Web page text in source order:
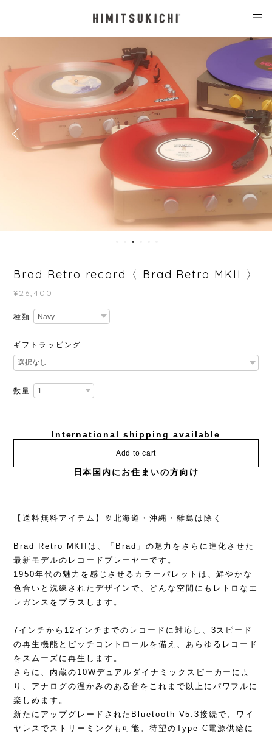
Brad Retro record〈 Brad Retro MKII 〉
¥26,400
種類
ギフトラッピング
数量
International shipping available
Add to cart
日本国内にお住まいの方向け
【送料無料アイテム】※北海道・沖縄・離島は除く
Brad Retro MKIIは、「Brad」の魅力をさらに進化させた
最新モデルのレコードプレーヤーです。
1950年代の魅力を感じさせるカラーパレットは、鮮やかな
色合いと洗練されたデザインで、どんな空間にもレトロなエ
レガンスをプラスします。
7インチから12インチまでのレコードに対応し、3スピード
の再生機能とピッチコントロールを備え、あらゆるレコード
をスムーズに再生します。
さらに、内蔵の10Wデュアルダイナミックスピーカーによ
り、アナログの温かみのある音をこれまで以上にパワフルに
楽しめます。
新たにアップグレードされたBluetooth V5.3接続で、ワイ
ヤレスでストリーミングも可能。待望のType-C電源供給に